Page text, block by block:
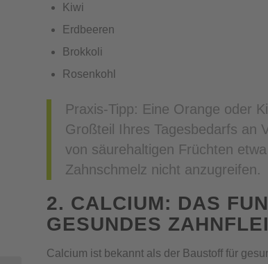
Kiwi
Erdbeeren
Brokkoli
Rosenkohl
Praxis-Tipp: Eine Orange oder
Großteil Ihres Tagesbedarfs an
von säurehaltigen Früchten
Zahnschmelz nicht anzugreifen.
2. CALCIUM: DAS
GESUNDES
Calcium ist bekannt als der Baustoff für